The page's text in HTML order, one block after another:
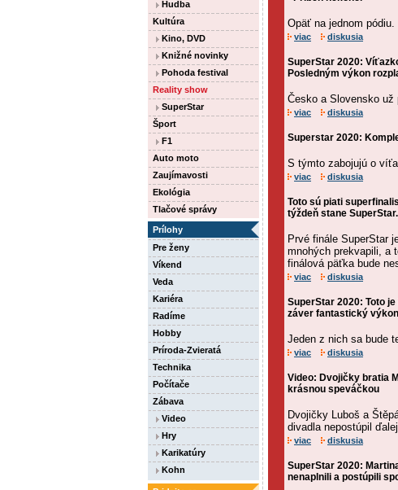
Hudba
Kultúra
Kino, DVD
Knižné novinky
Pohoda festival
Reality show
SuperStar
Šport
F1
Auto moto
Zaujímavosti
Ekológia
Tlačové správy
Prílohy
Pre ženy
Víkend
Veda
Kariéra
Radíme
Hobby
Príroda-Zvieratá
Technika
Počítače
Zábava
Video
Hry
Karikatúry
Kohn
Opäť na jednom pódiu.
viac diskusia
SuperStar 2020:
Posledným výkon
Česko a Slovensko už
viac diskusia
Superstar 2020:
S týmto zabojujú o
viac diskusia
Toto sú piati
týždeň stane SuperStar.
Prvé finále SuperStar
mnohých prekvapili, a
finálová päťka bude
viac diskusia
SuperStar 2020: Toto
záver fantastický výkon
Jeden z nich sa bude
viac diskusia
Video: Dvojičky bratia
krásnou speváčkou
Dvojičky Luboš a
divadla nepostúpil
viac diskusia
SuperStar 2020:
nenaplnili a postúpili